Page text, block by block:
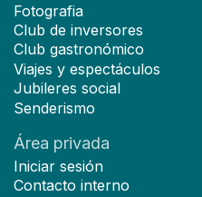
Fotografia
Club de inversores
Club gastronómico
Viajes y espectáculos
Jubileres social
Senderismo
Área privada
Iniciar sesión
Contacto interno